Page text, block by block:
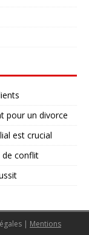
pour un divorce
est crucial
de conflit
| Mentions